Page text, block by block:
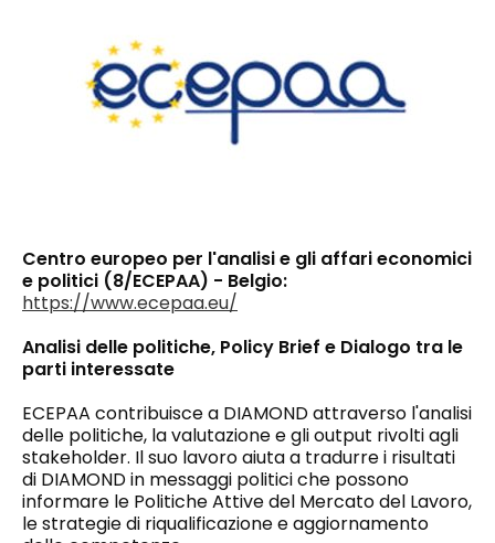
Centro europeo per l'analisi e gli affari economici
e politici (8/ECEPAA) - Belgio:
https://www.ecepaa.eu/
Analisi delle politiche, Policy Brief e Dialogo tra le
parti interessate
ECEPAA contribuisce a DIAMOND attraverso l'analisi
delle politiche, la valutazione e gli output rivolti agli
stakeholder. Il suo lavoro aiuta a tradurre i risultati
di DIAMOND in messaggi politici che possono
informare le Politiche Attive del Mercato del Lavoro,
le strategie di riqualificazione e aggiornamento